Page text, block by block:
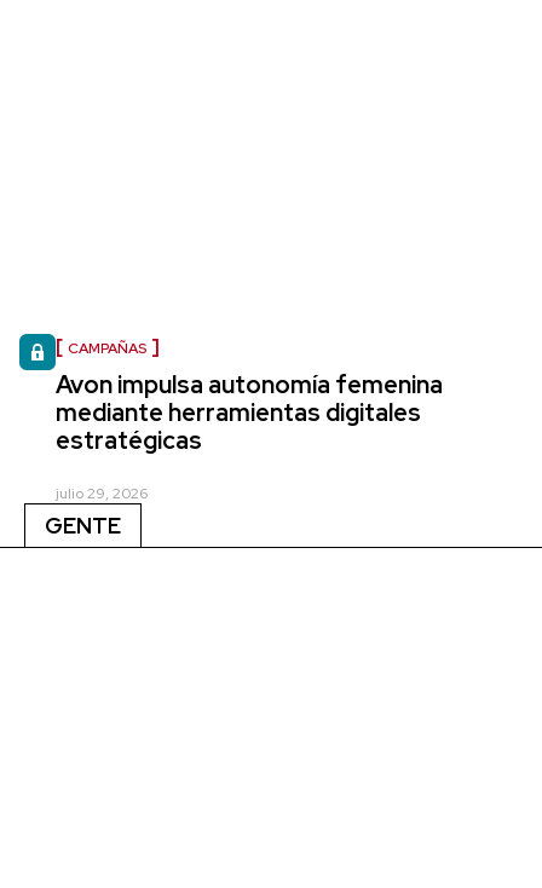
CAMPAÑAS
Avon impulsa autonomía femenina
mediante herramientas digitales
estratégicas
julio 29, 2026
GENTE